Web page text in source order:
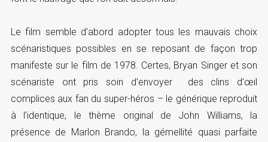
Le film semble d’abord adopter tous les mauvais choix
scénaristiques possibles en se reposant de façon trop
manifeste sur le film de 1978. Certes, Bryan Singer et son
scénariste ont pris soin d’envoyer des clins d’œil
complices aux fan du super-héros – le générique reproduit
à l’identique, le thème original de John Williams, la
présence de Marlon Brando, la gémellité quasi parfaite